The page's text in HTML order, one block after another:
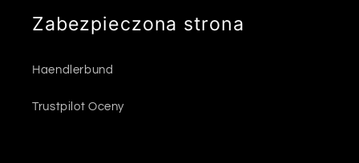
Zabezpieczona strona
Haendlerbund
Trustpilot Oceny